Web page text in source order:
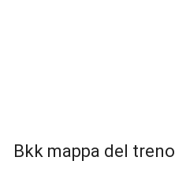
Bkk mappa del treno